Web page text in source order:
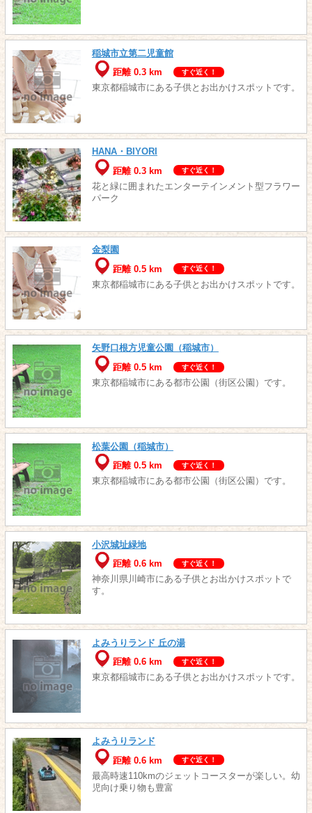
稲城市立第二児童館
距離 0.3 km
すぐ近く！
東京都稲城市にある子供とお出かけスポットです。
HANA・BIYORI
距離 0.3 km
すぐ近く！
花と緑に囲まれたエンターテインメント型フラワー
パーク
金梨園
距離 0.5 km
すぐ近く！
東京都稲城市にある子供とお出かけスポットです。
矢野口根方児童公園（稲城市）
距離 0.5 km
すぐ近く！
東京都稲城市にある都市公園（街区公園）です。
松葉公園（稲城市）
距離 0.5 km
すぐ近く！
東京都稲城市にある都市公園（街区公園）です。
小沢城址緑地
距離 0.6 km
すぐ近く！
神奈川県川崎市にある子供とお出かけスポットで
す。
よみうりランド 丘の湯
距離 0.6 km
すぐ近く！
東京都稲城市にある子供とお出かけスポットです。
よみうりランド
距離 0.6 km
すぐ近く！
最高時速110kmのジェットコースターが楽しい。幼
児向け乗り物も豊富